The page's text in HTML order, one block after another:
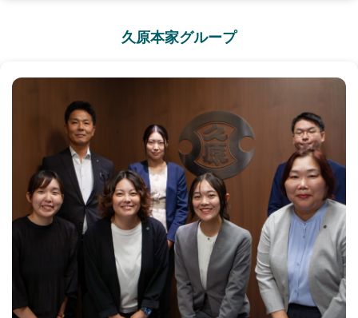
久原本家グループ